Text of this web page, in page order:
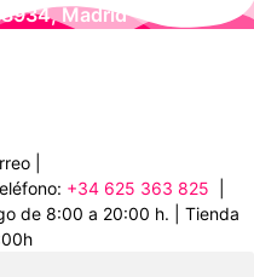
Madrid
|
+34 625 363 825
de 8:00 a 20:00 h. | Tienda